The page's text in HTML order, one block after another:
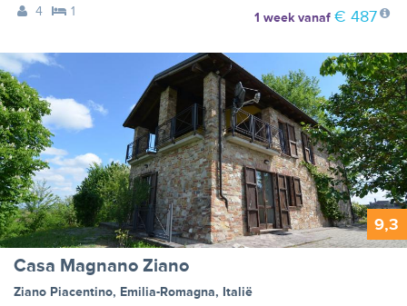
4
1 1 weekvanaf € 487
9,3
Casa Magnano Ziano
Ziano Piacentino, Emilia-Romagna, Italië